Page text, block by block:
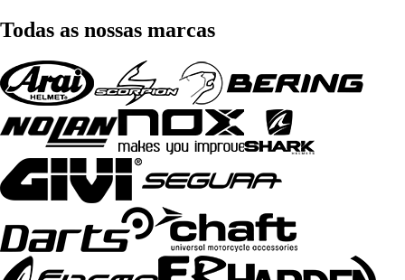
Todas as nossas marcas